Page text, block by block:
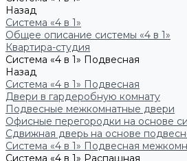
Назад
Система «4 в 1»
Общее описание системы «4 в 1»
Квартира-студия
Система «4 в 1» Подвесная
Назад
Система «4 в 1» Подвесная
Двери в гардеробную комнату
Подвесные межкомнатные двери
Офисные перегородки на основе
Сдвижная дверь на основе
Система «4 в 1» Подвесная
Система «4 в 1» Распашная